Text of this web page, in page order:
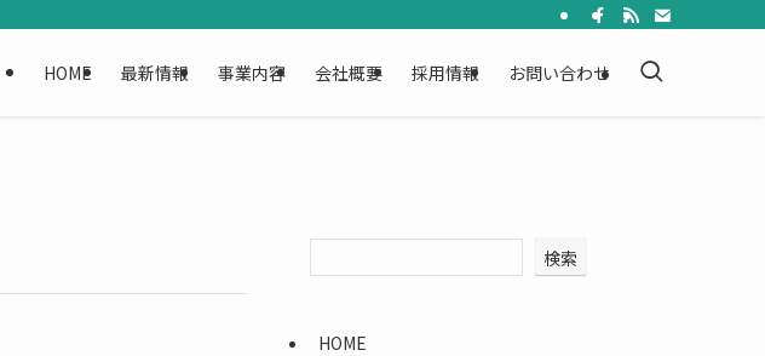
HOME 最新情報 事業内容 会社概要 採用情報 お問い合わせ
検索
HOME